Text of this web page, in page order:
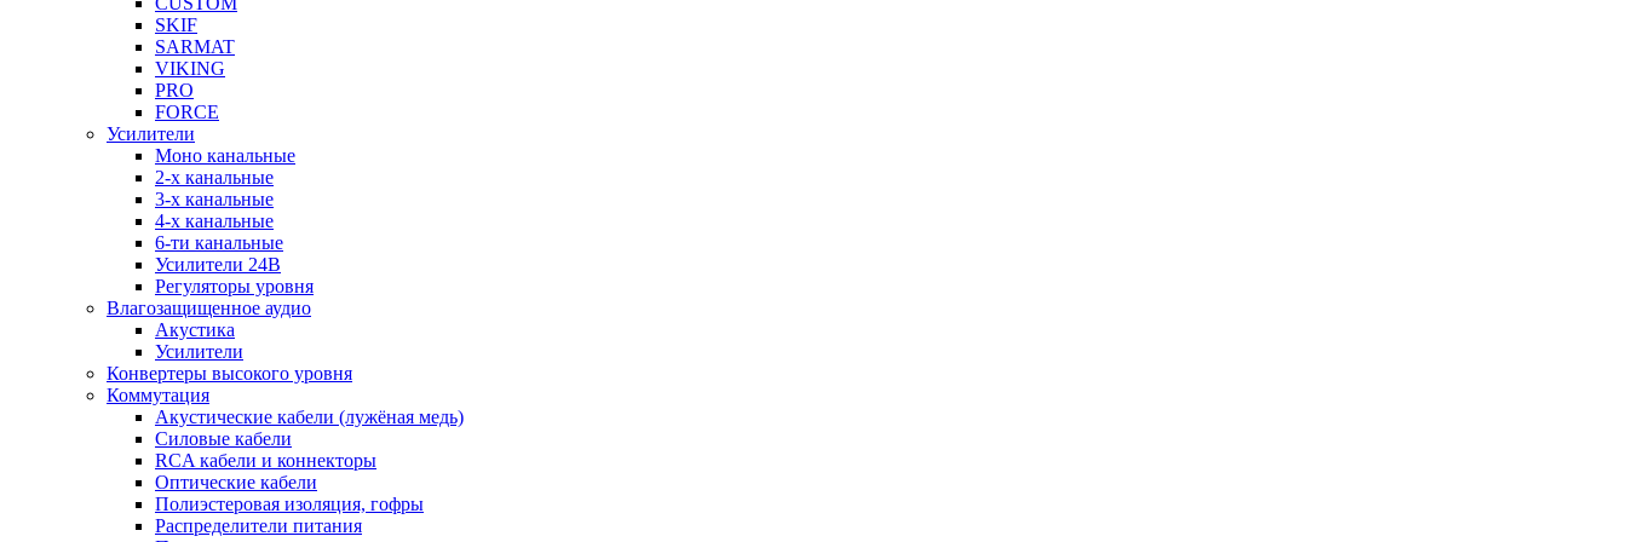
SKIF
SARMAT
VIKING
PRO
FORCE
Усилители
Моно канальные
2-х канальные
3-х канальные
4-х канальные
6-ти канальные
Усилители 24В
Регуляторы уровня
Влагозащищенное аудио
Акустика
Усилители
Конвертеры высокого уровня
Коммутация
Акустические кабели (лужёная медь)
Силовые кабели
RCA кабели и коннекторы
Оптические кабели
Полиэстеровая изоляция, гофры
Распределители питания